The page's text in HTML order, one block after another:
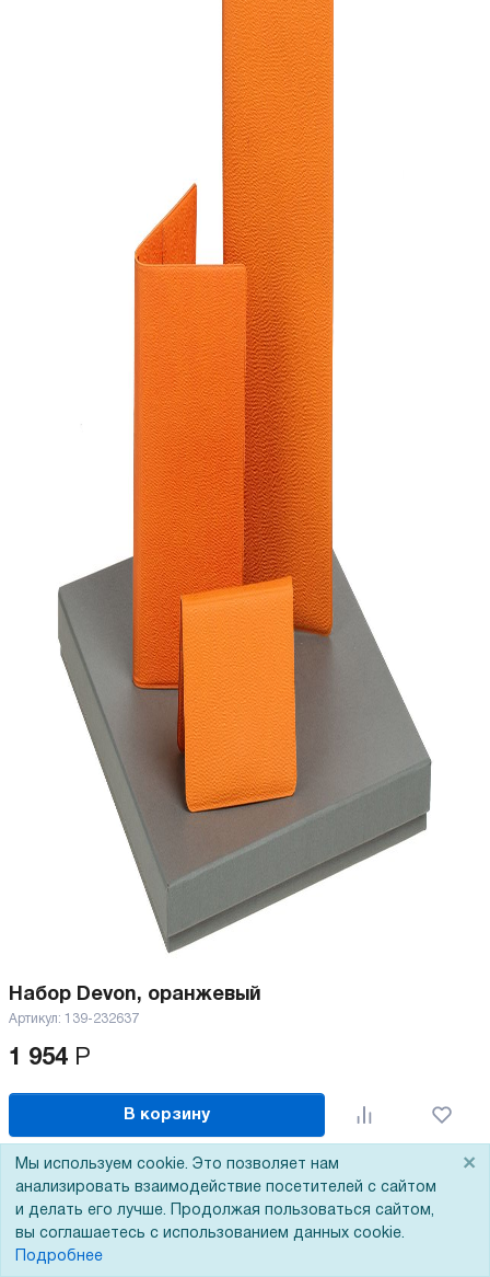
Набор Devon, оранжевый
Артикул: 139-232637
1 954 Р
В корзину
Только по предоплате
Мы используем cookie. Это позволяет нам
анализировать взаимодействие посетителей с сайтом
и делать его лучше. Продолжая пользоваться сайтом,
вы соглашаетесь с использованием данных cookie.
Подробнее
×